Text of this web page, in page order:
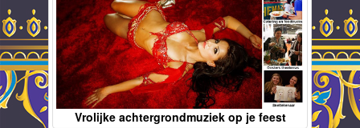
Vrolijke achtergrondmuziek op je feest